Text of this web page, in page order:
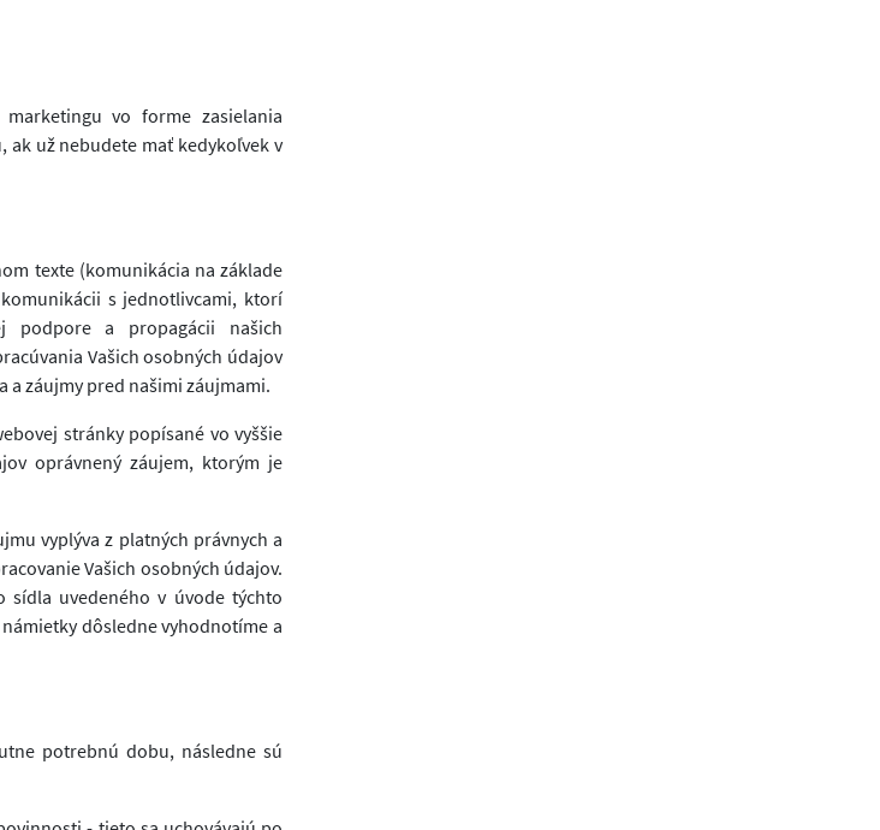
vo forme zasielania
ak už nebudete mať kedykoľvek v
texte (komunikácia na základe
s jednotlivcami, ktorí
podpore a propagácii našich
Vašich osobných údajov
a záujmy pred našimi záujmami.
stránky popísané vo vyššie
oprávnený záujem, ktorým je
vyplýva z platných právnych a
Vašich osobných údajov.
sídla uvedeného v úvode týchto
dôsledne vyhodnotíme a
potrebnú dobu, následne sú